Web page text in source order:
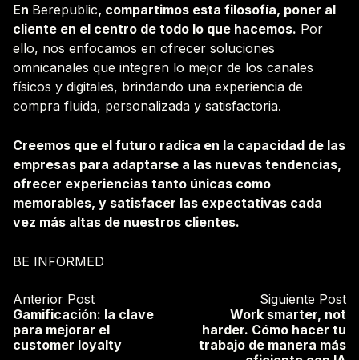
En Berepublic, compartimos esta filosofía, poner al
cliente en el centro de todo lo que hacemos. Por
ello, nos enfocamos en ofrecer soluciones
omnicanales que integren lo mejor de los canales
físicos y digitales, brindando una experiencia de
compra fluida, personalizada y satisfactoria.
Creemos que el futuro radica en la capacidad de las
empresas para adaptarse a las nuevas tendencias,
ofrecer experiencias tanto únicas como
memorables, y satisfacer las expectativas cada
vez más altas de nuestros clientes.
BE INFORMED
Anterior Post
Gamificación: la clave
para mejorar el
customer loyalty
Siguiente Post
Work smarter, not
harder. Cómo hacer tu
trabajo de manera más